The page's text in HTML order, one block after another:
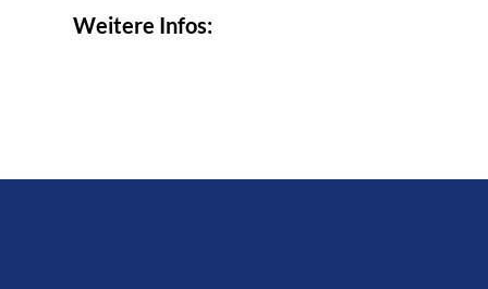
Weitere Infos: